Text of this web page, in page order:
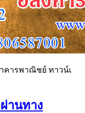
คารพาณิชย์ ทาวน์เ
านทาง